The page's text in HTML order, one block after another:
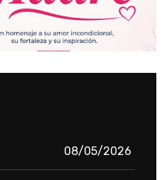
08/05/2026